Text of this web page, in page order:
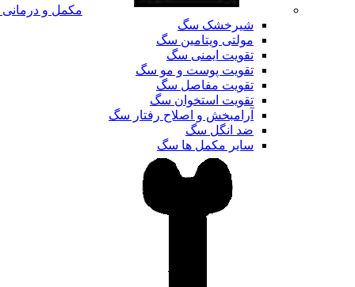
مکمل و
شیرخشک سگ
مولتی ویتامین سگ
تقویت ایمنی سگ
تقویت پوست و مو سگ
تقویت مفاصل سگ
تقویت استخوان سگ
آرامبخش و اصلاح رفتار سگ
ضد انگل سگ
سایر مکمل ها سگ